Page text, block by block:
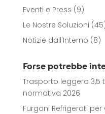
Eventi e Press (9)
Le Nostre Soluzioni
Notizie dall'Interno (8)
Forse potrebbe
Trasporto leggero
normativa 2026
Furgoni Refrigerati